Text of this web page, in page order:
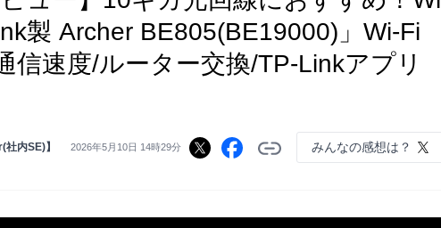
製 Archer BE805(BE19000)」Wi-Fi
信速度/ルーター交換/TP-Linkアプリ
内SE)】 2026年5月10日 14時29分 みんなの感想は？